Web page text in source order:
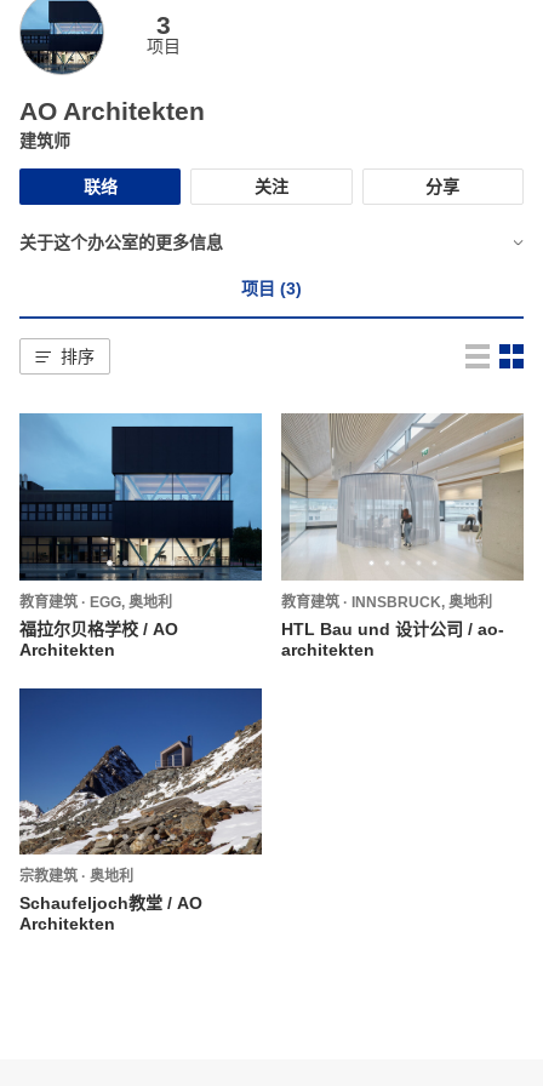
3
项目
AO Architekten
建筑师
联络 关注 分享
关于这个办公室的更多信息
项目 (3)
排序
教育建筑 · EGG, 奥地利
福拉尔贝格学校 / AO
Architekten
教育建筑 · INNSBRUCK, 奥地利
HTL Bau und 设计公司 / ao-
architekten
宗教建筑 · 奥地利
Schaufeljoch教堂 / AO
Architekten